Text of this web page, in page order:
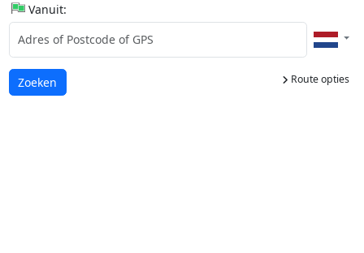
Vanuit:
Route opties
Laden...
Zoeken